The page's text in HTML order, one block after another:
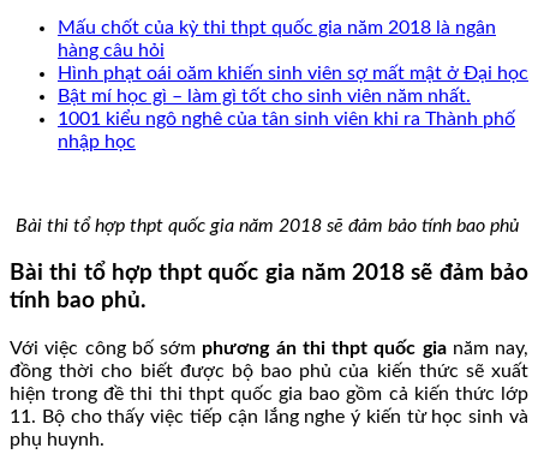
Mấu chốt của kỳ thi thpt quốc gia năm 2018 là ngân
hàng câu hỏi
Hình phạt oái oăm khiến sinh viên sợ mất mật ở Đại học
Bật mí học gì – làm gì tốt cho sinh viên năm nhất.
1001 kiểu ngô nghê của tân sinh viên khi ra Thành phố
nhập học
Bài thi tổ hợp thpt quốc gia năm 2018 sẽ đảm bảo tính bao phủ
Bài thi tổ hợp thpt quốc gia năm 2018 sẽ đảm bảo
tính bao phủ.
Với việc công bố sớm phương án thi thpt quốc gianăm nay,
đồng thời cho biết được bộ bao phủ của kiến thức sẽ xuất
hiện trong đề thi thi thpt quốc gia bao gồm cả kiến thức lớp
11. Bộ cho thấy việc tiếp cận lắng nghe ý kiến từ học sinh và
phụ huynh.